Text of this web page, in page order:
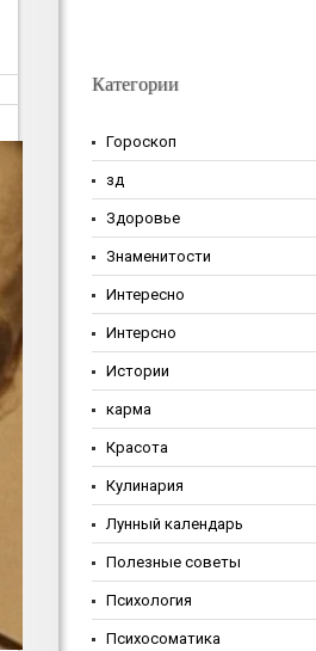
Категории
Гороскоп
зд
Здоровье
Знаменитости
Интересно
Интерсно
Истории
карма
Красота
Кулинария
Лунный календарь
Полезные советы
Психология
Психосоматика